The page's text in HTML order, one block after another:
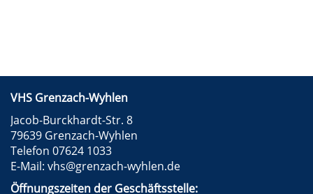
VHS Grenzach-Wyhlen
Jacob-Burckhardt-Str. 8
79639 Grenzach-Wyhlen
Telefon 07624 1033
E-Mail: vhs@grenzach-wyhlen.de
Öffnungszeiten der Geschäftsstelle: